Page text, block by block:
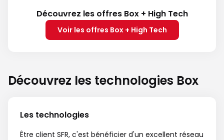
Découvrez les offres Box + High Tech
Voir les offres Box + High Tech
Découvrez les technologies Box
Les technologies
Être client SFR, c'est bénéficier d'un excellent réseau